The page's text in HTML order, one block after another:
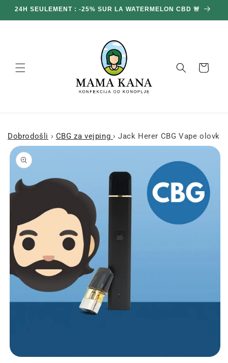
na
sadržaj
24H SEULEMENT : -25% SUR LA WATERMELON CBD 🚨
Košara
Dobrodošli › CBG za vejping › Jack Herer CBG Vape olovka
Prijeđi na
informacije
proizvodu